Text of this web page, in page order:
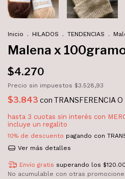
Inicio . HILADOS . TENDENCIAS .
Malena x
$4.270
Precio sin impuestos $3.528,93
$3.843 con TRANSFERENCIA O
10% de descuento pagando con
Ver más detalles
Envío gratis superando los
No acumulable con otras